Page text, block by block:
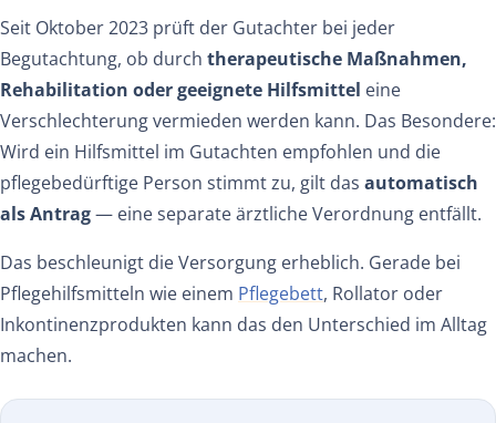
Seit Oktober 2023 prüft der Gutachter bei jeder
Begutachtung, ob durch therapeutische Maßnahmen,
Rehabilitation oder geeignete Hilfsmittel eine
Verschlechterung vermieden werden kann. Das Besondere:
Wird ein Hilfsmittel im Gutachten empfohlen und die
pflegebedürftige Person stimmt zu, gilt das automatisch
als Antrag— eine separate ärztliche Verordnung entfällt.
Das beschleunigt die Versorgung erheblich. Gerade bei
Pflegehilfsmitteln wie einem Pflegebett, Rollator oder
Inkontinenzprodukten kann das den Unterschied im Alltag
machen.